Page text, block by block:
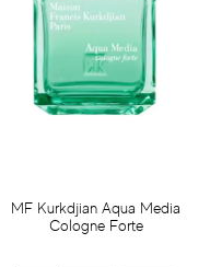
MF Kurkdjian Aqua Media
Cologne Forte